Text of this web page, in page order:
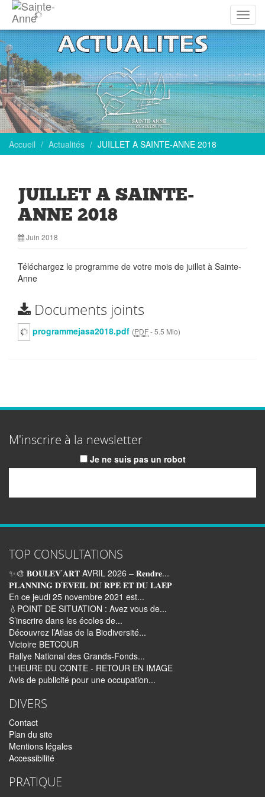
la
Accueil Actualités JUILLET A SAINTE-ANNE 2018
JUILLET A SAINTE-
ANNE 2018
Juin 2018
Téléchargez le programme de votre mois de juillet à Sainte-
Anne
Documents joints
programmejasa2018.pdf (PDF-5.5 Mio)
M'inscrire à la newsletter
Je ne suis pas un robot
TOP CONSULTATIONS
✨🎨 𝐁𝐎𝐔𝐋𝐄𝐕’𝐀𝐑𝐓 AVRIL 2026 – 𝐑𝐞𝐧𝐝𝐫𝐞...
𝐏𝐋𝐀𝐍𝐍𝐈𝐍𝐆 𝐃’𝐄𝐕𝐄𝐈𝐋 𝐃𝐔 𝐑𝐏𝐄 𝐄𝐓 𝐃𝐔 𝐋𝐀𝐄𝐏
En ce jeudi 25 novembre 2021 est...
💧POINT DE SITUATION : Avez vous de...
S’inscrire dans les écoles de...
Découvrez l’Atlas de la Biodiversité...
Victoire BETCOUR
Rallye National des Grands-Fonds...
L’HEURE DU CONTE - RETOUR EN IMAGE
Avis de publicité pour une occupation...
DIVERS
Contact
Plan du site
Mentions légales
Accessibilité
PRATIQUE